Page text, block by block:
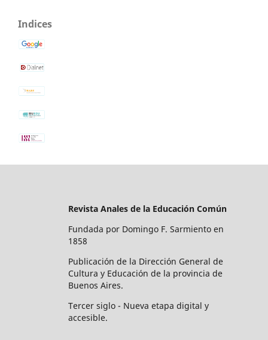
Indices
Revista Anales de la Educación Común
Fundada por Domingo F. Sarmiento en
1858
Publicación de la Dirección General de
Cultura y Educación de la provincia de
Buenos Aires.
Tercer siglo - Nueva etapa digital y
accesible.